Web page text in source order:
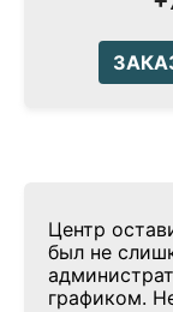
Центр
был не
графиком.